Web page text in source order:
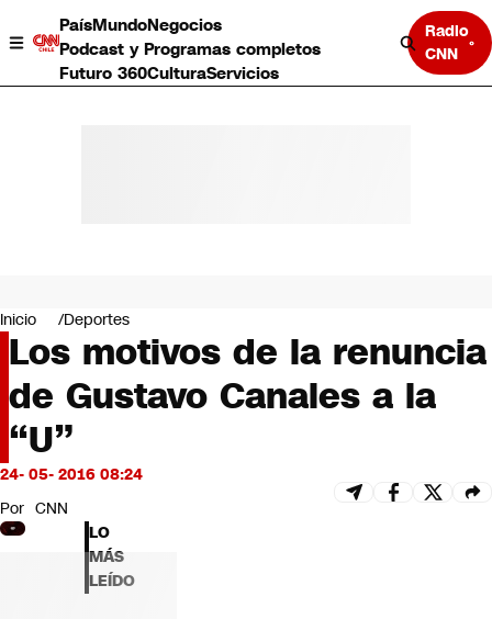
PaísMundoNegocios
Podcast y Programas completos
Futuro 360CulturaServicios
Radio
CNN
Negocios
Deportes
Programas completos
Cultura
Servicios
Bits
CNN tiempo
Futuro 360
Opinión
Inicio Deportes
Los motivos de la renuncia
de Gustavo Canales a la
“U”
24- 05- 2016 08:24
Por CNN
LO
MÁS
LEÍDO